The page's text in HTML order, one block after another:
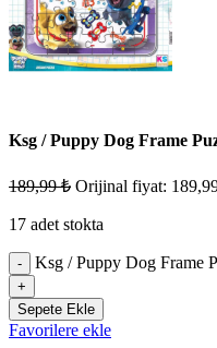
Ksg / Puppy Dog Frame
189,99₺ Orijinal fiyat:
17 adet stokta
- Ksg / Puppy Dog Frame
+
Sepete Ekle
Favorilere ekle